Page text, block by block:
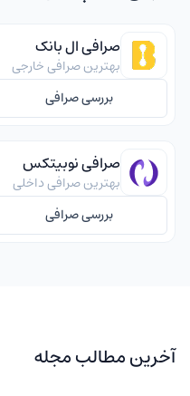
صرافی ال بانک
بهترین صرافی خارجی
بررسی صرافی
صرافی نوبیتکس
بهترین صرافی داخلی
بررسی صرافی
آخرین مطالب مجله